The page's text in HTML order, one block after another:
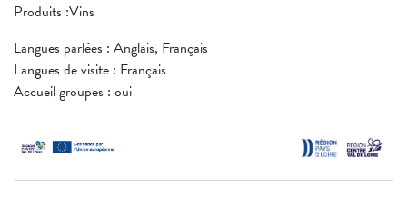
Produits :Vins
Langues parlées : Anglais, Français
Langues de visite : Français
Accueil groupes : oui